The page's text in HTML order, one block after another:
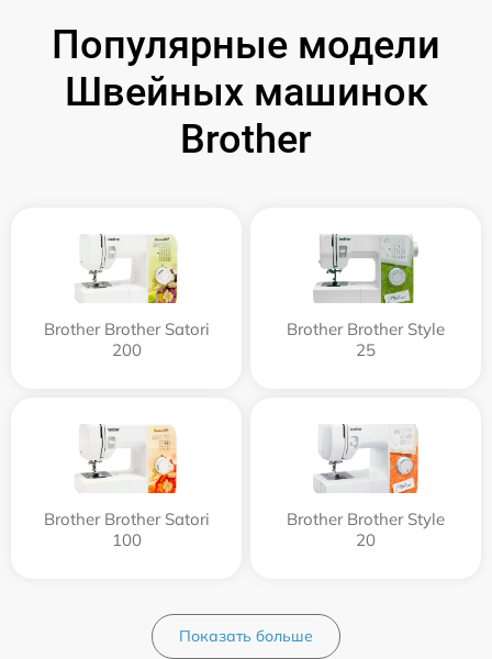
Популярные модели
Швейных машинок
Brother
Brother Brother Satori
200
Brother Brother Style
25
Brother Brother Satori
100
Brother Brother Style
20
Показать больше